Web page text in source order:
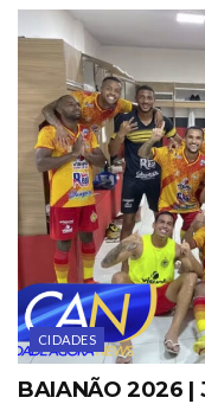
CIDADES
BAIANÃO 2026